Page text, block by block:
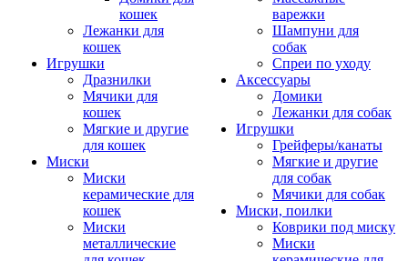
кошек
Лежанки для
кошек
Игрушки
Дразнилки
Мячики для
кошек
Мягкие и другие
для кошек
Миски
Миски
керамические для
кошек
Миски
металлические
варежки
Шампуни для
собак
Спреи по уходу
Аксессуары
Домики
Лежанки для собак
Игрушки
Грейферы/канаты
Мягкие и другие
для собак
Мячики для собак
Миски, поилки
Коврики под миску
Миски